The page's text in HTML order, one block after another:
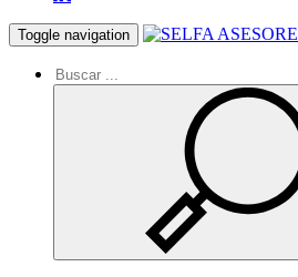
Toggle navigation